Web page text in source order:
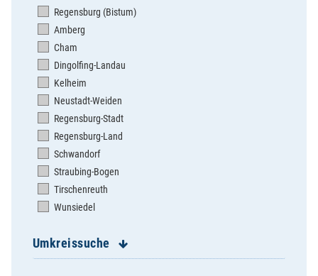
Bechtsrieth, St. Josef
Burkhardsreuth, St. Jakob
Eschenbach, St. Laurentius
Eslarn, Maria Himmelfahrt
Etzenricht, St. Nikolaus
Floß, St. Johannes der Täufer
Flossenbürg, St. Pankratius
Grafenwöhr, Hl. Dreifaltigkeit
Kaltenbrunn, St. Martin
Kirchendemenreuth, St. Johannes
Kirchenthumbach, Mariä Himmelfahrt
Kohlberg, Herz Jesu
Leuchtenberg, St. Margareta
Regensburg (Bistum)
Amberg
Cham
Dingolfing-Landau
Kelheim
Neustadt-Weiden
Regensburg-Stadt
Regensburg-Land
Schwandorf
Straubing-Bogen
Tirschenreuth
Wunsiedel
Umkreissuche